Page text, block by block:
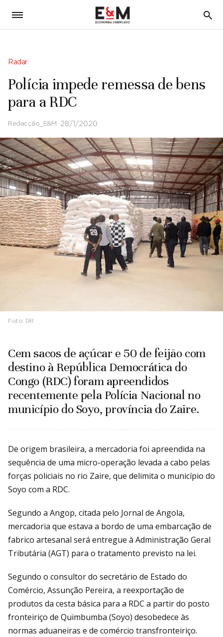
5
Radar
Polícia impede remessa de bens
para a RDC
Redacção_E&M 28/1/2020
Foto: DR
Cem sacos de açúcar e 50 de feijão com
destino à República Democrática do
Congo (RDC) foram apreendidos
recentemente pela Polícia Nacional no
município do Soyo, província do Zaire.
De origem brasileira, a mercadoria foi apreendida na
sequência de uma micro-operação levada a cabo pelas
forças policiais no rio Zaire, que delimita o município do
Soyo com a RDC.
Segundo a Angop, citada pelo Jornal de Angola,
mercadoria que estava a bordo de uma embarcação de
fabrico artesanal será entregue à Administração Geral
Tributária (AGT) para o tratamento previsto na lei.
Segundo o consultor do secretário de Estado do
Comércio, Assunção Pereira, a reexportação de
produtos da cesta básica para a RDC a partir do posto
fronteiriço de Quimbumba (Soyo) desobedece às
normas aduaneiras e de comércio transfronteiriço.